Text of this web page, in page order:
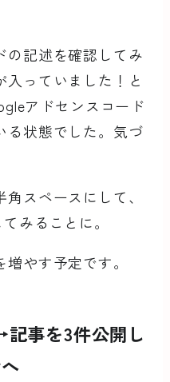
の記述を確認してみ
っていました！と
アドセンスコード
る状態でした。気づ
スペースにして、
みることに。
やす予定です。
事を3件公開し